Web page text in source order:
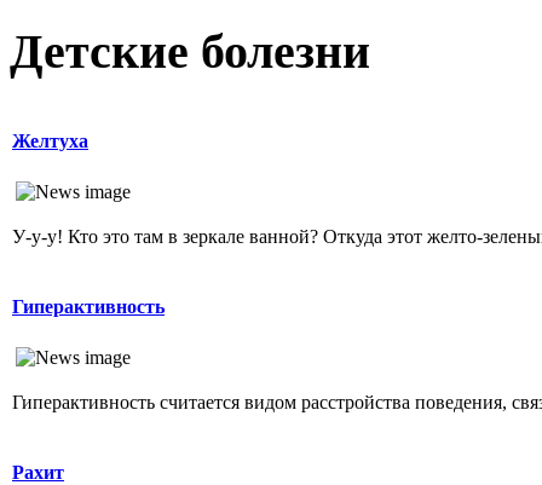
Детские болезни
Желтуха
У-у-у! Кто это там в зеркале ванной? Откуда этот желто-
Гиперактивность
Гиперактивность считается видом расстройства поведения,
Рахит